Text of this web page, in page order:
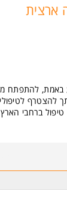
ארצית
להתפתח
להצטרף
טיפול ברחבי